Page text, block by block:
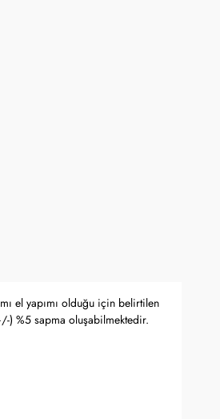
el yapımı olduğu için belirtilen
) %5 sapma oluşabilmektedir.